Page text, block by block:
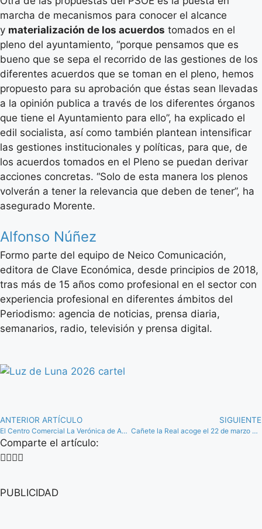
marcha de mecanismos para conocer el alcance
y materialización de los acuerdos tomados en el
pleno del ayuntamiento, “porque pensamos que es
bueno que se sepa el recorrido de las gestiones de los
diferentes acuerdos que se toman en el pleno, hemos
propuesto para su aprobación que éstas sean llevadas
a la opinión publica a través de los diferentes órganos
que tiene el Ayuntamiento para ello”, ha explicado el
edil socialista, así como también plantean intensificar
las gestiones institucionales y políticas, para que, de
los acuerdos tomados en el Pleno se puedan derivar
acciones concretas. “Solo de esta manera los plenos
volverán a tener la relevancia que deben de tener”, ha
asegurado Morente.
Alfonso Núñez
Formo parte del equipo de Neico Comunicación,
editora de Clave Económica, desde principios de 2018,
tras más de 15 años como profesional en el sector con
experiencia profesional en diferentes ámbitos del
Periodismo: agencia de noticias, prensa diaria,
semanarios, radio, televisión y prensa digital.
ANTERIOR ARTÍCULO
El Centro Comercial La Verónica de Antequera invita a festejar la primavera ‘mucho más’
SIGUIENTE
Cañete la Real acoge el 22 de marzo una jornada sobre las potencialidades de la economía senior
Comparte el artículo:
PUBLICIDAD